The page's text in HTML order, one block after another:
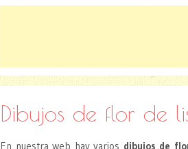
Dibujos de flor de
En nuestra web hay varios dibujos de